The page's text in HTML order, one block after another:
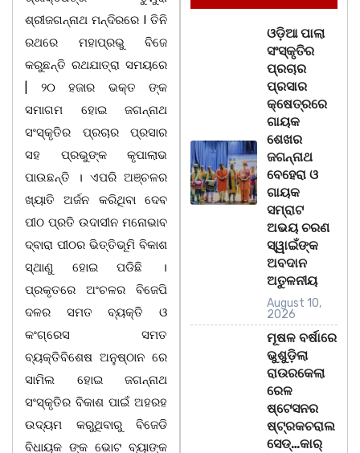
ଶ୍ରୀଜଗନ୍ନାଥ ମନ୍ଦିରରେ I ତିନି
ରଥରେ ମହାପ୍ରଭୁ ବିଜେ
କରୁଛନ୍ତି ରଥଯାତ୍ରା ସମୟରେ
| ୨୦ ହଜାର ଭକ୍ତ ଙ୍କ
ସମାଗମ ହୋଇ ଜଗନ୍ନାଥ
ସଂସ୍କୃତିର ପ୍ରଚାର ପ୍ରସାର
ସହ ପ୍ରଭୁଙ୍କ କୃପାଲାଭ
ପାଉଛନ୍ତି । ଏପରି ଅଞ୍ଚଳର
ଖ୍ୟାତି ଅର୍ଜନ କରିଥିବା ଦେବ
ପୀଠ ପ୍ରତି ଉଦାସୀନ ମନୋଭାବ
ଦ୍ବାରା ପୀଠର ଭିତ୍ତିଭୂମି ବିକାଶ
ସ୍ଥାଣୁ ହୋଇ ପଡିଛି ।
ପ୍ରକୃତରେ ଅଂଚଳର ବିଜେପି
ଦଳର ସମତ ବ୍ୟକ୍ତି ଓ
କଂଗ୍ରେସ ସମତ
ବ୍ୟକ୍ତିବିଶେଷ ଅନୁଷ୍ଠାନ ରେ
ସାମିଲ ହୋଇ ଜଗନ୍ନାଥ
ସଂସ୍କୃତିର ବିକାଶ ପାଇଁ ଅହରହ
ଉଦ୍ୟମ କରୁଥିବାରୁ ବିଜେଡି
ବିଧାୟକ ଙ୍କ ଭୋଟ ବ୍ୟାଙ୍କ
ଓଡ଼ିଆ ପାଲା
ସଂସ୍କୃତିର
ପ୍ରଚାର
ପ୍ରସାର
କ୍ଷେତ୍ରରେ
ଗାୟକ
ଶେଖର
ଜଗନ୍ନାଥ
ବେହେରା ଓ
ଗାୟକ
ସମ୍ରାଟ
ଅଭୟ ଚରଣ
ସ୍ୱାଇଁଙ୍କ
ଅବଦାନ
ଅତୁଳନୀୟ
August 10,
2026
ମୂଷଳ ବର୍ଷାରେ
ଭୁଶୁଡ଼ିଲା
ରାଉରକେଲା
ରେଳ
ଷ୍ଟେସନର
ଷ୍ଟ୍ରକଚରାଲ
ସେଡ୍…କାର୍‌